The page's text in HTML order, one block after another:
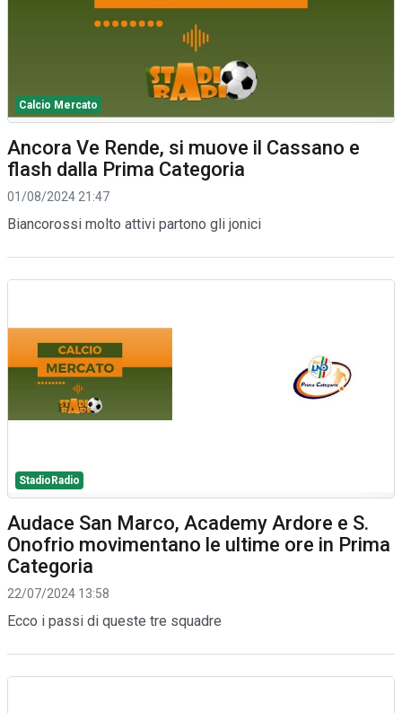
Calcio Mercato
Ancora Ve Rende, si muove il Cassano e
flash dalla Prima Categoria
01/08/2024 21:47
Biancorossi molto attivi partono gli jonici
StadioRadio
Audace San Marco, Academy Ardore e S.
Onofrio movimentano le ultime ore in Prima
Categoria
22/07/2024 13:58
Ecco i passi di queste tre squadre